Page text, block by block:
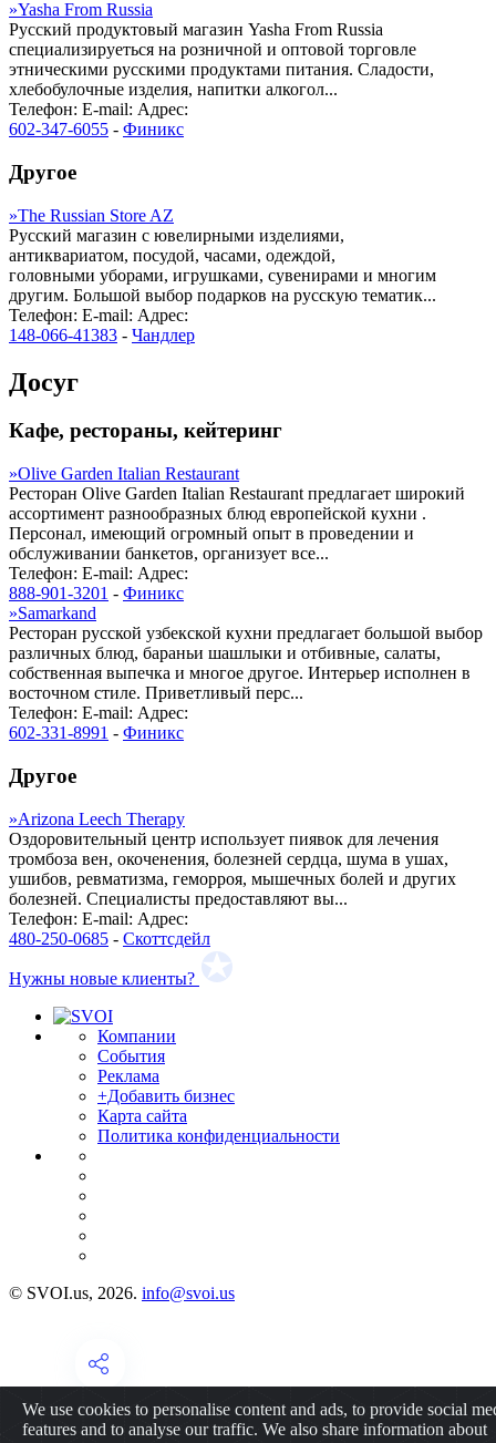
»Yasha From Russia
Русский продуктовый магазин Yasha From Russia
специализируеться на розничной и оптовой торговле
этническими русскими продуктами питания. Сладости,
хлебобулочные изделия, напитки алкогол...
Телефон: E-mail: Адрес:
602-347-6055 - Финикс
Другое
»The Russian Store AZ
Русский магазин с ювелирными изделиями,
антиквариатом, посудой, часами, одеждой,
головными уборами, игрушками, сувенирами и многим
другим. Большой выбор подарков на русскую тематик...
Телефон: E-mail: Адрес:
148-066-41383 - Чандлер
Досуг
Кафе, рестораны, кейтеринг
»Olive Garden Italian Restaurant
Ресторан Olive Garden Italian Restaurant предлагает широкий
ассортимент разнообразных блюд европейской кухни .
Персонал, имеющий огромный опыт в проведении и
обслуживании банкетов, организует все...
Телефон: E-mail: Адрес:
888-901-3201 - Финикс
»Samarkand
Ресторан русской узбекской кухни предлагает большой выбор
различных блюд, бараньи шашлыки и отбивные, салаты,
собственная выпечка и многое другое. Интерьер исполнен в
восточном стиле. Приветливый перс...
Телефон: E-mail: Адрес:
602-331-8991 - Финикс
Другое
»Arizona Leech Therapy
Оздоровительный центр использует пиявок для лечения
тромбоза вен, окоченения, болезней сердца, шума в ушах,
ушибов, ревматизма, геморроя, мышечных болей и других
болезней. Специалисты предоставляют вы...
Телефон: E-mail: Адрес:
480-250-0685 - Скоттсдейл
Нужны новые клиенты?
Компании
События
Реклама
+Добавить бизнес
Карта сайта
Политика конфиденциальности
© SVOI.us, 2026. info@svoi.us
We use cookies to personalise content and ads, to provide social
features and to analyse our traffic. We also share information about